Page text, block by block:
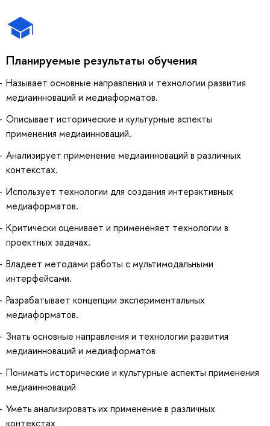
Планируемые результаты обучения
Называет основные направления и технологии развития
медиаинноваций и медиаформатов.
Описывает исторические и культурные аспекты
применения медиаинноваций.
Анализирует применение медиаинноваций в различных
контекстах.
Использует технологии для создания интерактивных
медиаформатов.
Критически оценивает и примененяет технологии в
проектных задачах.
Владеет методами работы с мультимодальными
интерфейсами.
Разрабатывает концепции экспериментальных
медиаформатов.
Знать основные направления и технологии развития
медиаинноваций и медиаформатов
Понимать исторические и культурные аспекты применения
медиаинноваций
Уметь анализировать их применение в различных
контекстах